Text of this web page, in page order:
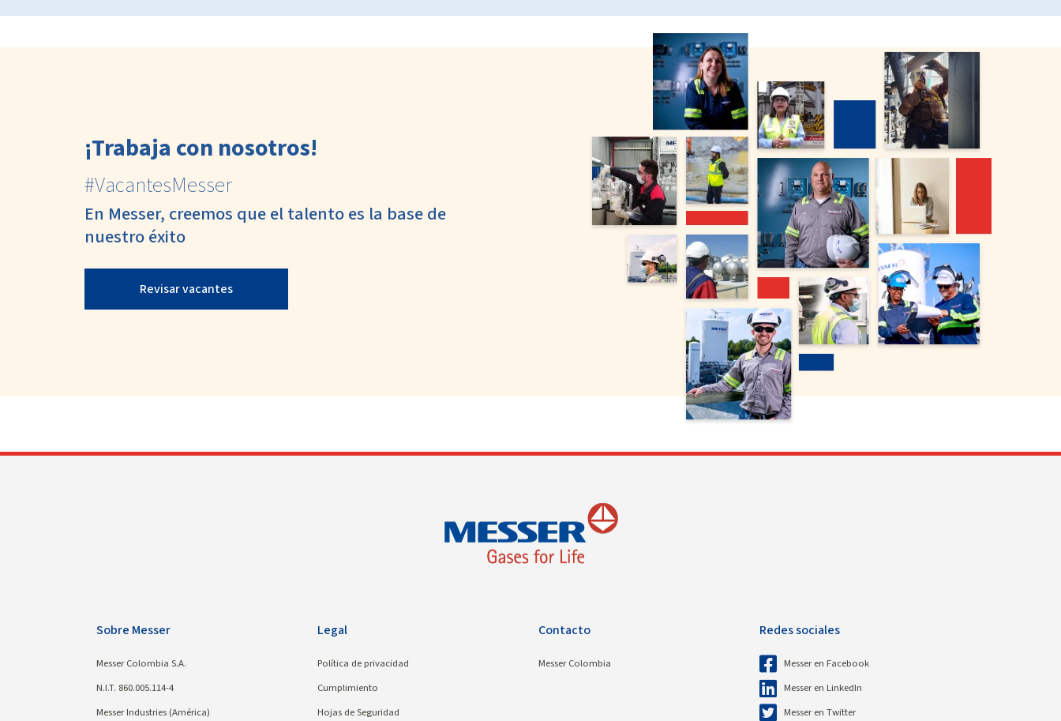
¡Trabaja con nosotros!
#VacantesMesser
En Messer, creemos que el talento es la base de
nuestro éxito
Revisar vacantes
Sobre Messer
Messer Colombia S.A.
N.I.T. 860.005.114-4
Messer Industries (América)
Legal
Política de privacidad
Cumplimiento
Hojas de Seguridad
Contacto
Messer Colombia
Redes sociales
Messer en Facebook
Messer en LinkedIn
Messer en Twitter